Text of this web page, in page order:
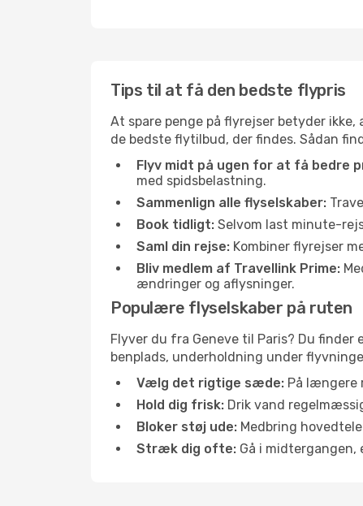
Tips til at få den bedste flypris
At spare penge på flyrejser betyder
de bedste flytilbud, der findes. Sådan
Flyv midt på ugen for at få bedre
med spidsbelastning.
Sammenlign alle flyselskaber:
Book tidligt: Selvom last minute-
Saml din rejse: Kombiner flyrejser
Bliv medlem af Travellink Prime:
ændringer og aflysninger.
Populære flyselskaber på ruten
Flyver du fra Geneve til Paris? Du
benplads, underholdning under
Vælg det rigtige sæde: På længere
Hold dig frisk: Drik vand
Bloker støj ude: Medbring
Stræk dig ofte: Gå i